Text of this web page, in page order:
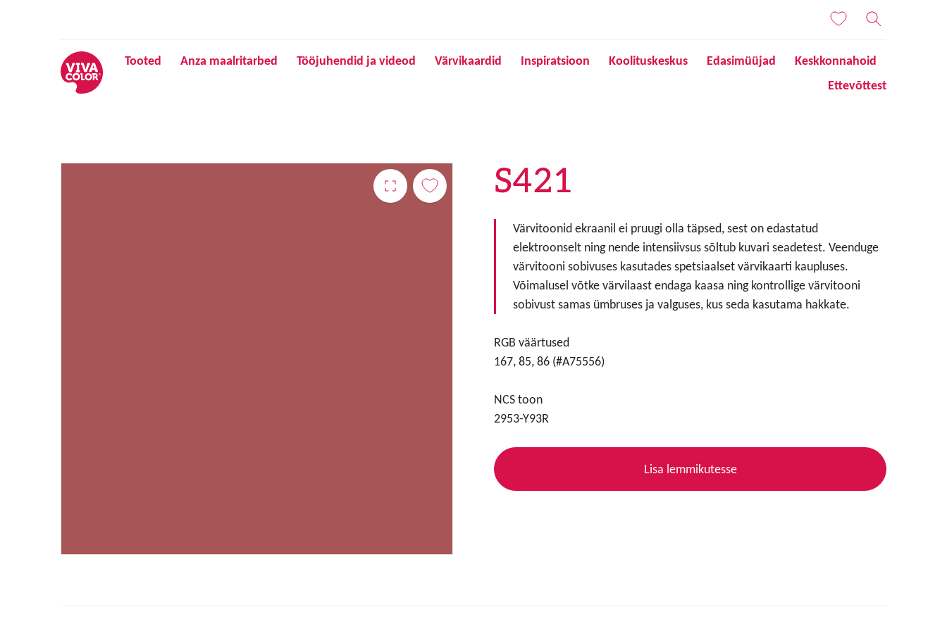
Tooted Anza maalritarbed Tööjuhendid ja videod Värvikaardid Inspiratsioon Koolituskeskus Edasimüüjad
Keskkonnahoid
Ettevõttest
S421
Värvitoonid ekraanil ei pruugi olla täpsed, sest on edastatud
elektroonselt ning nende intensiivsus sõltub kuvari seadetest. Veenduge
värvitooni sobivuses kasutades spetsiaalset värvikaarti kaupluses.
Võimalusel võtke värvilaast endaga kaasa ning kontrollige värvitooni
sobivust samas ümbruses ja valguses, kus seda kasutama hakkate.
RGB väärtused
167, 85, 86 (#A75556)
NCS toon
2953-Y93R
Lisa lemmikutesse